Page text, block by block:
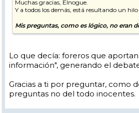
Muchas gracias, Elnogue.
Y a todos los demás, está resultando un
Mis preguntas, como es lógico, no eran
Lo que decía: foreros que
información", generando el
Gracias a ti por preguntar, como
preguntas no del todo inocentes.